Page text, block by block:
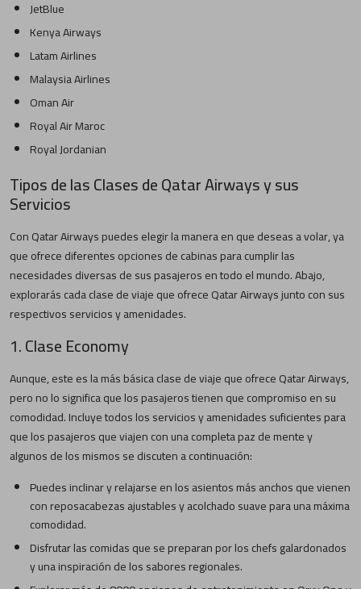
JetBlue
Kenya Airways
Latam Airlines
Malaysia Airlines
Oman Air
Royal Air Maroc
Royal Jordanian
Tipos de las Clases de Qatar Airways y sus
Servicios
Con Qatar Airways puedes elegir la manera en que deseas a volar, ya
que ofrece diferentes opciones de cabinas para cumplir las
necesidades diversas de sus pasajeros en todo el mundo. Abajo,
explorarás cada clase de viaje que ofrece Qatar Airways junto con sus
respectivos servicios y amenidades.
1. Clase Economy
Aunque, este es la más básica clase de viaje que ofrece Qatar Airways,
pero no lo significa que los pasajeros tienen que compromiso en su
comodidad. Incluye todos los servicios y amenidades suficientes para
que los pasajeros que viajen con una completa paz de mente y
algunos de los mismos se discuten a continuación:
Puedes inclinar y relajarse en los asientos más anchos que vienen
con reposacabezas ajustables y acolchado suave para una máxima
comodidad.
Disfrutar las comidas que se preparan por los chefs galardonados
y una inspiración de los sabores regionales.